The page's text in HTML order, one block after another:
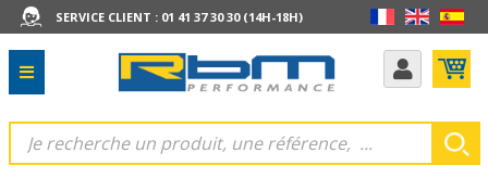
SERVICE CLIENT : 01 41 37 30 30 (14H-18H)